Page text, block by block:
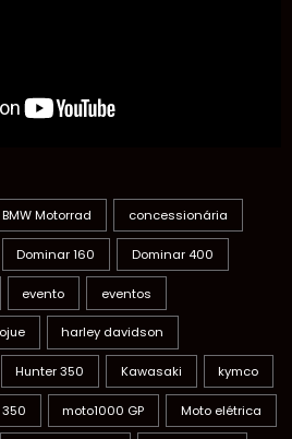
BMW Motorrad concessionária
Dominar 160 Dominar 400
evento eventos
harley davidson
Hunter 350 Kawasaki kymco
moto1000 GP Moto elétrica